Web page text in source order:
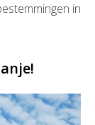
in